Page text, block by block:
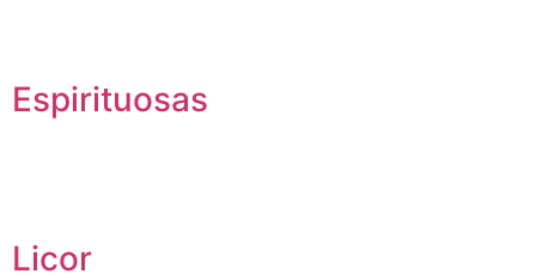
Espirituosas
Licor